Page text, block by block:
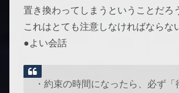
置き換わってしまうということだろ
これはとても注意しなければならな
●よい会話
・約束の時間になったら、必ず「